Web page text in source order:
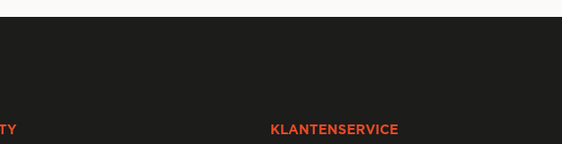
KLANTENSERVICE